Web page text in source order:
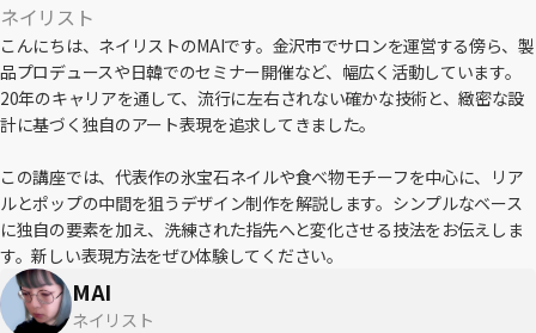
ネイリスト
こんにちは、ネイリストのMAIです。金沢市でサロンを運営する傍ら、製
品プロデュースや日韓でのセミナー開催など、幅広く活動しています。
20年のキャリアを通して、流行に左右されない確かな技術と、緻密な設
計に基づく独自のアート表現を追求してきました。
この講座では、代表作の氷宝石ネイルや食べ物モチーフを中心に、リア
ルとポップの中間を狙うデザイン制作を解説します。シンプルなベース
に独自の要素を加え、洗練された指先へと変化させる技法をお伝えしま
す。新しい表現方法をぜひ体験してください。
MAI
ネイリスト